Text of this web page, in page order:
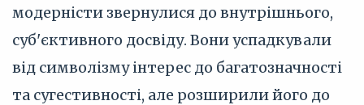
модерністи звернулися до внутрішнього,
суб'єктивного досвіду. Вони успадкували
від символізму інтерес до багатозначності
та сугестивності, але розширили його до